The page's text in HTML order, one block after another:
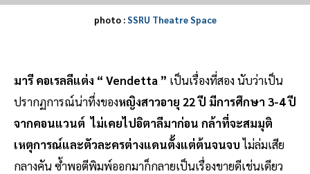
photo :SSRU Theatre Space
มารี คอเรลลีแต่ง “ Vendetta ” เป็นเรื่องที่สอง นับว่าเป็น
ปรากฏการณ์น่าทึ่งของหญิงสาวอายุ 22 ปี มีการศึกษา 3-4 ปี
จากคอนแวนต์ ไม่เคยไปอิตาลีมาก่อน กล้าที่จะสมมุติ
เหตุการณ์และตัวละครต่างแดนตั้งแต่ต้นจนจบไม่ล่มเสีย
กลางคัน ซ้ำพอตีพิมพ์ออกมาก็กลายเป็นเรื่องขายดีเช่นเดียว